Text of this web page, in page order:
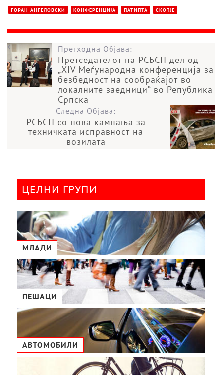
ГОРАН АНГЕЛОВСКИ КОНФЕРЕНЦИЈА ПАТИПТА СКОПЈЕ
Претходна Објава:
Претседателот на РСБСП дел од
„XIV Меѓународна конференција за
безбедност на сообраќајот во
локалните заедници“ во Република
Српска
Следна Објава:
РСБСП со нова кампања за
техничката исправност на
возилата
ЦЕЛНИ ГРУПИ
МЛАДИ
ПЕШАЦИ
АВТОМОБИЛИ